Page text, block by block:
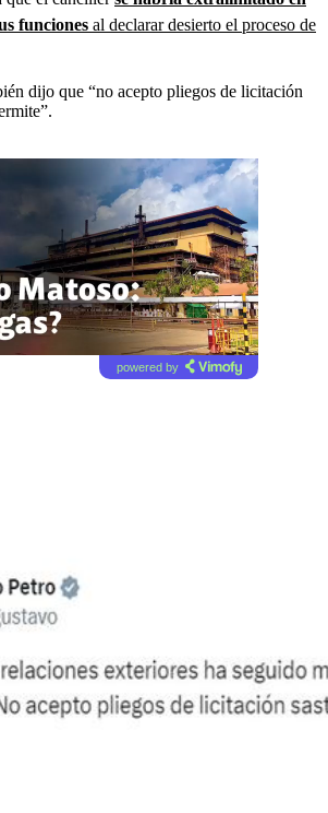
funciones al declarar desierto el proceso de
dijo que “no acepto pliegos de licitación
powered by